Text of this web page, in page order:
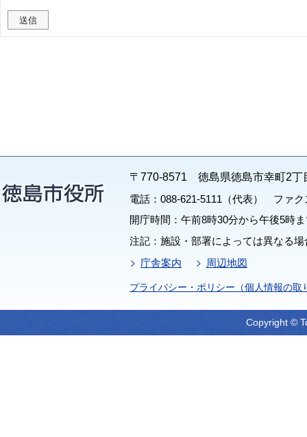
〒770-8571 徳島県徳島市幸町2丁
電話：088-621-5111（代表） ファク
開庁時間：午前8時30分から午後5時
注記：施設・部署によっては異なる
庁舎案内
周辺地図
プライバシー・ポリシー（個人情報の取
Copyright ©